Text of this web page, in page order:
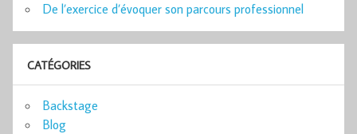
De l’exercice d’évoquer son parcours professionnel
CATÉGORIES
Backstage
Blog